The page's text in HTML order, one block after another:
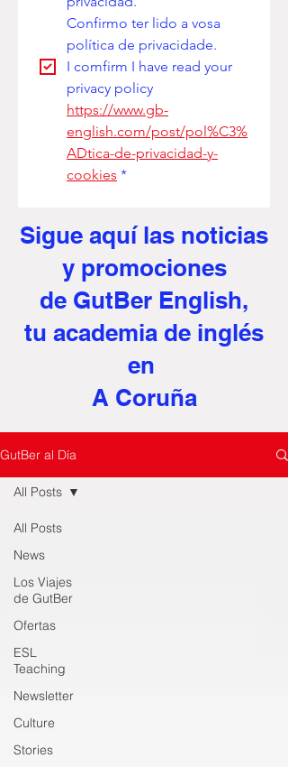
Confirmo ter lido a vosa
I comfirm I have read your
privacy policy
https://www.gb-
english.com/post/pol%C3%
ADtica-de-privacidad-y-
cookies *
Sigue aquílas noticias
y promociones
de GutBer English,
tu academia de inglés
en
A Coruña
GutBer al Día
All Posts
News
Los Viajes
de GutBer
Ofertas
ESL
Teaching
Newsletter
Culture
Stories
All Posts